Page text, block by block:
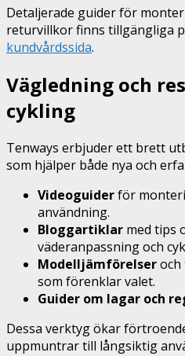
Detaljerade guider för
returvillkor finns tillgängliga
kundvårdssida.
Vägledning och
cykling
Tenways erbjuder ett brett
som hjälper både nya och
Videoguiderför
användning.
Bloggartiklar med tips
väderanpassning och
Modelljämförelseroch
som förenklar valet.
Guider om lagar och
Dessa verktyg ökar
uppmuntrar till långsiktig